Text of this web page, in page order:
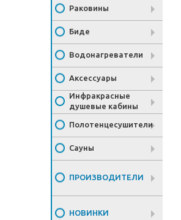
Раковины
Биде
Водонагреватели
Аксессуары
Инфракрасные
душевые кабины
Полотенцесушители
Сауны
ПРОИЗВОДИТЕЛИ
НОВИНКИ